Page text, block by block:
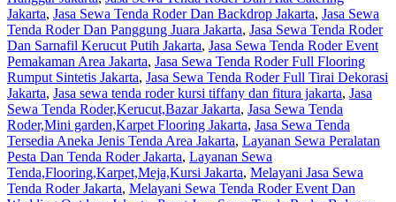
Jakarta, Jasa Sewa Tenda Roder Dan Backdrop Jakarta, Jasa Sewa
Tenda Roder Dan Panggung Juara Jakarta, Jasa Sewa Tenda Roder
Dan Sarnafil Kerucut Putih Jakarta, Jasa Sewa Tenda Roder Event
Pemakaman Area Jakarta, Jasa Sewa Tenda Roder Full Flooring
Rumput Sintetis Jakarta, Jasa Sewa Tenda Roder Full Tirai Dekorasi
Jakarta, Jasa sewa tenda roder kursi tiffany dan fitura jakarta, Jasa
Sewa Tenda Roder,Kerucut,Bazar Jakarta, Jasa Sewa Tenda
Roder,Mini garden,Karpet Flooring Jakarta, Jasa Sewa Tenda
Tersedia Aneka Jenis Tenda Area Jakarta, Layanan Sewa Peralatan
Pesta Dan Tenda Roder Jakarta, Layanan Sewa
Tenda,Flooring,Karpet,Meja,Kursi Jakarta, Melayani Jasa Sewa
Tenda Roder Jakarta, Melayani Sewa Tenda Roder Event Dan